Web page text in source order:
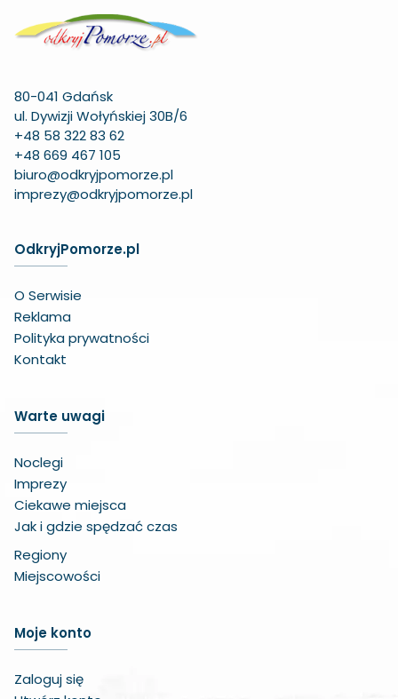
80-041 Gdańsk
ul. Dywizji Wołyńskiej 30B/6
+48 58 322 83 62
+48 669 467 105
biuro@odkryjpomorze.pl
imprezy@odkryjpomorze.pl
OdkryjPomorze.pl
O Serwisie
Reklama
Polityka prywatności
Kontakt
Warte uwagi
Noclegi
Imprezy
Ciekawe miejsca
Jak i gdzie spędzać czas
Regiony
Miejscowości
Moje konto
Zaloguj się